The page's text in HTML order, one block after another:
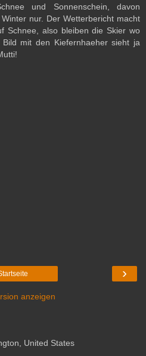
und Sonnenschein, davon
nur. Der Wetterbericht macht
Schnee, also bleiben die Skier wo
mit den Kiefernhaeher sieht ja
›
anzeigen
United States